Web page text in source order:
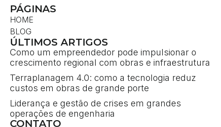
PÁGINAS
HOME
BLOG
ÚLTIMOS ARTIGOS
Como um empreendedor pode impulsionar o
crescimento regional com obras e infraestrutura
Terraplanagem 4.0: como a tecnologia reduz
custos em obras de grande porte
Liderança e gestão de crises em grandes
operações de engenharia
CONTATO